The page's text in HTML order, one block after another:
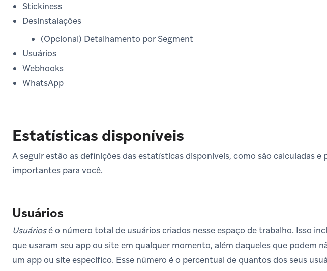
Stickiness
Desinstalações
(Opcional) Detalhamento por Segment
Usuários
Webhooks
WhatsApp
Estatísticas disponíveis
A seguir estão as definições das estatísticas disponíveis, como são calculadas e
importantes para você.
Usuários
Usuáriosé o número total de usuários criados nesse espaço de trabalho. Isso
que usaram seu app ou site em qualquer momento, além daqueles que podem
um app ou site específico. Esse número é o percentual de quantos dos seus